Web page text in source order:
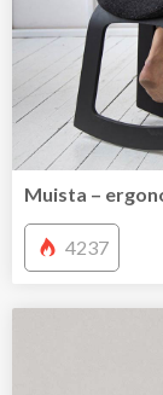
Muista –
4237